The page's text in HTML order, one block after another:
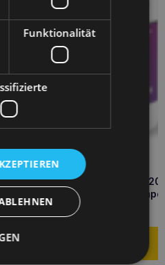
EUROWET Hexoderm-K
Dermatologisches
Funktionalität